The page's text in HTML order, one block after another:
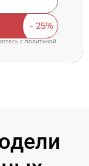
cполитикой